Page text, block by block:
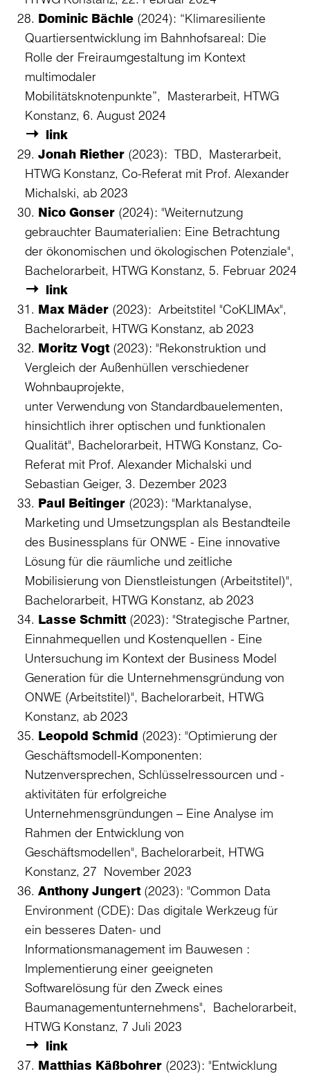
Dominic Bächle (2024): “Klimaresiliente
Quartiersentwicklung im Bahnhofsareal: Die
Rolle der Freiraumgestaltung im Kontext
multimodaler
Mobilitätsknotenpunkte”, Masterarbeit, HTWG
Konstanz, 6. August 2024
link
Jonah Riether (2023): TBD, Masterarbeit,
HTWG Konstanz, Co-Referat mit Prof. Alexander
Michalski, ab 2023
Nico Gonser (2024): "Weiternutzung
gebrauchter Baumaterialien: Eine Betrachtung
der ökonomischen und ökologischen Potenziale",
Bachelorarbeit, HTWG Konstanz, 5. Februar 2024
link
Max Mäder (2023): Arbeitstitel "CoKLIMAx",
Bachelorarbeit, HTWG Konstanz, ab 2023
Moritz Vogt(2023): "Rekonstruktion und
Vergleich der Außenhüllen verschiedener
Wohnbauprojekte,
unter Verwendung von Standardbauelementen,
hinsichtlich ihrer optischen und funktionalen
Qualität", Bachelorarbeit, HTWG Konstanz, Co-
Referat mit Prof. Alexander Michalski und
Sebastian Geiger, 3. Dezember 2023
Paul Beitinger (2023): "Marktanalyse,
Marketing und Umsetzungsplan als Bestandteile
des Businessplans für ONWE - Eine innovative
Lösung für die räumliche und zeitliche
Mobilisierung von Dienstleistungen (Arbeitstitel)",
Bachelorarbeit, HTWG Konstanz, ab 2023
Lasse Schmitt(2023): "Strategische Partner,
Einnahmequellen und Kostenquellen - Eine
Untersuchung im Kontext der Business Model
Generation für die Unternehmensgründung von
ONWE (Arbeitstitel)", Bachelorarbeit, HTWG
Konstanz, ab 2023
Leopold Schmid (2023): "Optimierung der
Geschäftsmodell-Komponenten:
Nutzenversprechen, Schlüsselressourcen und -
aktivitäten für erfolgreiche
Unternehmensgründungen – Eine Analyse im
Rahmen der Entwicklung von
Geschäftsmodellen", Bachelorarbeit, HTWG
Konstanz, 27 November 2023
Anthony Jungert(2023): "Common Data
Environment (CDE): Das digitale Werkzeug für
ein besseres Daten- und
Informationsmanagement im Bauwesen :
Implementierung einer geeigneten
Softwarelösung für den Zweck eines
Baumanagementunternehmens", Bachelorarbeit,
HTWG Konstanz, 7 Juli 2023
link
Matthias Käßbohrer (2023): "Entwicklung